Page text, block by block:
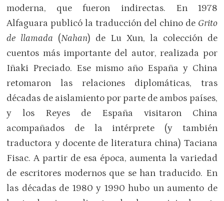
moderna, que fueron indirectas. En 1978
Alfaguara publicó la traducción del chino de Grito
de llamada (Nahan) de Lu Xun, la colección de
cuentos más importante del autor, realizada por
Iñaki Preciado. Ese mismo año España y China
retomaron las relaciones diplomáticas, tras
décadas de aislamiento por parte de ambos países,
y los Reyes de España visitaron China
acompañados de la intérprete (y también
traductora y docente de literatura china) Taciana
Fisac. A partir de esa época, aumenta la variedad
de escritores modernos que se han traducido. En
las décadas de 1980 y 1990 hubo un aumento de